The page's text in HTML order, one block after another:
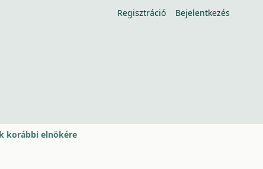
Regisztráció Bejelentkezés
korábbi elnökére